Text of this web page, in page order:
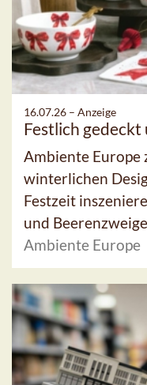
16.07.26 – Anzeige
Festlich
Ambiente Europe
winterlichen
Festzeit
und
Ambiente Europe